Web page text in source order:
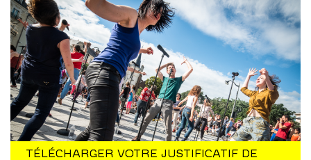
TÉLÉCHARGER VOTRE JUSTIFICATIF DE